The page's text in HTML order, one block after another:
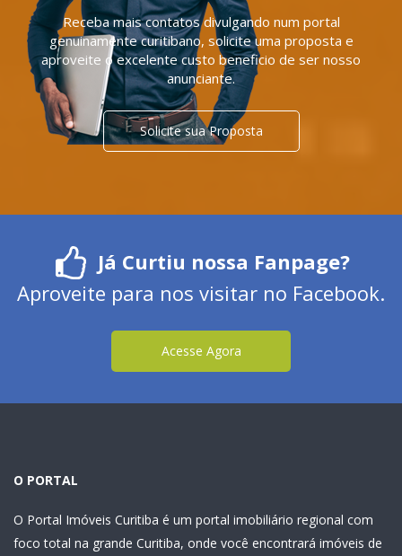
Receba mais contatos divulgando num portal
genuinamente curitibano, solicite uma proposta e
aproveite o excelente custo beneficio de ser nosso
anunciante.
Solicite sua Proposta
Já Curtiu nossa Fanpage?
Aproveite para nos visitar no Facebook.
Acesse Agora
O PORTAL
O Portal Imóveis Curitiba é um portal imobiliário regional com
foco total na grande Curitiba, onde você encontrará imóveis de